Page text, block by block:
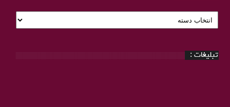
دسته
بندی
تبلیغات :